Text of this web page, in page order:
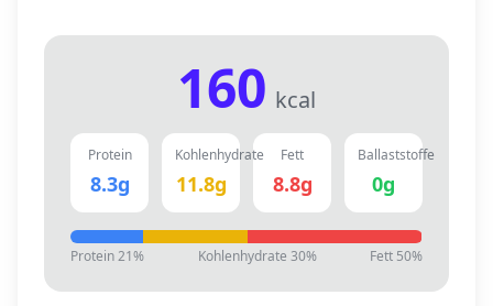
160 kcal
Protein
8.3g
Kohlenhydrate
11.8g
Fett
8.8g
Ballaststoffe
0g
Protein21% Kohlenhydrate 30% Fett 50%